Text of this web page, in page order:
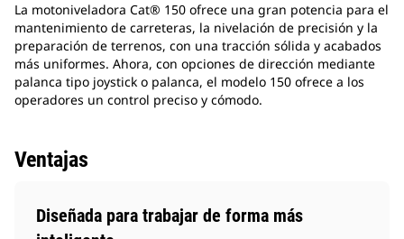
La motoniveladora Cat® 150 ofrece una gran potencia para el
mantenimiento de carreteras, la nivelación de precisión y la
preparación de terrenos, con una tracción sólida y acabados
más uniformes. Ahora, con opciones de dirección mediante
palanca tipo joystick o palanca, el modelo 150 ofrece a los
operadores un control preciso y cómodo.
Ventajas
Diseñada para trabajar de forma más